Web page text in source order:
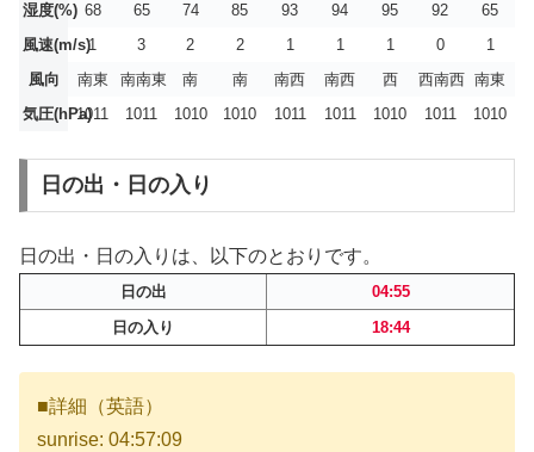
湿度(%) 68 65 74 85 93 94 95 92
65
風速(m/s)1 3 2 2 1 1 1 0
1
風向
南東 南南東 南 南 南西 南西 西 西南西 南東
気圧(hPa)1011 1011 1010 1010 1011 1011 1010 1011 1010
日の出・日の入り
日の出・日の入りは、以下のとおりです。
日の出
04:55
日の入り
18:44
■詳細（英語）
sunrise: 04:57:09